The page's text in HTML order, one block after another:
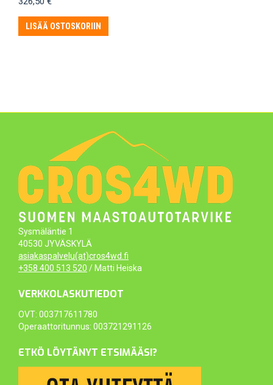
LISÄÄ OSTOSKORIIN
Sysmäläntie 1
40530 JYVÄSKYLÄ
asiakaspalvelu(at)cros4wd.fi
+358 400 513 520 / Matti Heiska
VERKKOLASKUTIEDOT
OVT: 003717611780
Operaattoritunnus: 003721291126
ETKÖ LÖYTÄNYT ETSIMÄÄSI?